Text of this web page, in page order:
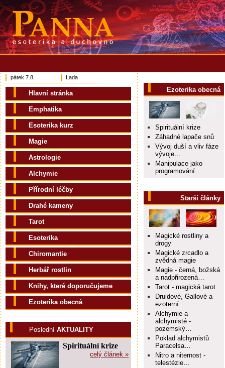
Ezoterika obecná
Spirituální krize
Záhadné lapače snů
Vývoj duší a vliv fáze
vývoje…
Manipulace jako
programování…
Starší články
Magické rostliny a
drogy
Magické zrcadlo a
zvědná magie
Magie - černá, božská
a nadpřirozená…
Tarot - magická tarot
Druidové, Gallové a
ezoterní…
Alchymie a
alchymisté -
pozemský…
Poklad alchymistů
Paracelsa…
Nitro a niternost -
telestézie…
pátek 7.8. Lada
Hlavní stránka
Emphatika
Esoterika kurz
Magie
Astrologie
Alchymie
Přírodní léčby
Drahé kameny
Tarot
Esoterika
Chiromantie
Herbář rostlin
Knihy, které doporučujeme
Ezoterika obecná
Poslední AKTUALITY
Spirituální krize
celý článek »